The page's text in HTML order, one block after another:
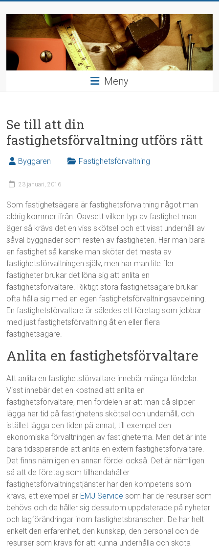
innehåll
Bygga
och
inreda
Meny
Se till att din
fastighetsförvaltning utförs rätt
Byggaren Fastighetsförvaltning
23 januari, 2016
Som fastighetsägare är fastighetsförvaltning något man
aldrig kommer ifrån. Oavsett vilken typ av fastighet man
äger så krävs det en viss skötsel och ett visst underhåll av
såväl byggnader som resten av fastigheten. Har man bara
en fastighet så kanske man sköter det mesta av
fastighetsförvaltningen själv, men har man lite fler
fastigheter brukar det löna sig att anlita en
fastighetsförvaltare. Riktigt stora fastighetsägare brukar
ofta hålla sig med en egen fastighetsförvaltningsavdelning.
En fastighetsförvaltare är således ett företag som jobbar
med just fastighetsförvaltning åt en eller flera
fastighetsägare.
Anlita en fastighetsförvaltare
Att anlita en fastighetsförvaltare innebär många fördelar.
Visst innebär det en kostnad att anlita en
fastighetsförvaltare, men fördelen är att man då slipper
lägga ner tid på fastighetens skötsel och underhåll, och
istället lägga den tiden på annat, till exempel den
ekonomiska förvaltningen av fastigheterna. Men det är inte
bara tidssparande att anlita en extern fastighetsförvaltare.
Det finns nämligen en annan fördel också. Det är nämligen
så att de företag som tillhandahåller
fastighetsförvaltningstjänster har den kompetens som
krävs, ett exempel är EMJ Service som har de resurser som
behövs och de håller sig dessutom uppdaterade på nyheter
och lagförändringar inom fastighetsbranschen. De har helt
enkelt den erfarenhet, den kunskap, den personal och de
resurser som krävs för att kunna underhålla och sköta